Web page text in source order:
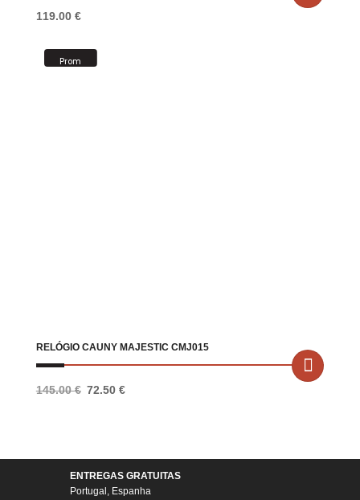
119.00 €
Prom
RELÓGIO CAUNY MAJESTIC CMJ015
145.00€ O
72.50 €
ENTREGAS GRATUITAS
Portugal, Espanha